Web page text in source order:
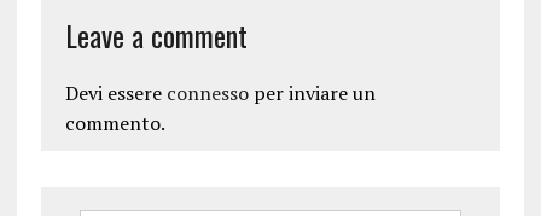
Leave a comment
Devi essere connessoper inviare un
commento.